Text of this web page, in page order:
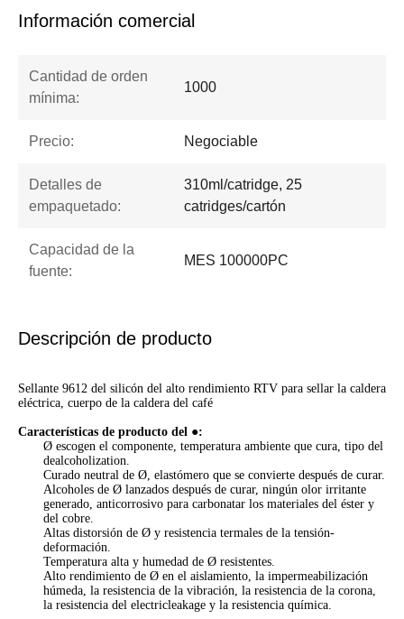
Información comercial
Cantidad de orden
mínima:
1000
Precio: Negociable
Detalles de
empaquetado:
310ml/catridge, 25
catridges/cartón
Capacidad de la
fuente:
MES 100000PC
Descripción de producto
Sellante 9612 del silicón del alto rendimiento RTV para sellar la caldera
eléctrica, cuerpo de la caldera del café
Características de producto del ●:
Ø escogen el componente, temperatura ambiente que cura, tipo del
dealcoholization.
Curado neutral de Ø, elastómero que se convierte después de curar.
Alcoholes de Ø lanzados después de curar, ningún olor irritante
generado, anticorrosivo para carbonatar los materiales del éster y
del cobre.
Altas distorsión de Ø y resistencia termales de la tensión-
deformación.
Temperatura alta y humedad de Ø resistentes.
Alto rendimiento de Ø en el aislamiento, la impermeabilización
húmeda, la resistencia de la vibración, la resistencia de la corona,
la resistencia del electricleakage y la resistencia química.